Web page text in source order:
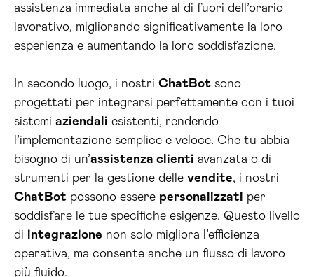
assistenza immediata anche al di fuori dell’orario
lavorativo, migliorando significativamente la loro
esperienza e aumentando la loro soddisfazione.
In secondo luogo, i nostri ChatBot sono
progettati per integrarsi perfettamente con i tuoi
sistemi aziendali esistenti, rendendo
l’implementazione semplice e veloce. Che tu abbia
bisogno di un’assistenza clienti avanzata o di
strumenti per la gestione delle vendite, i nostri
ChatBot possono essere personalizzati per
soddisfare le tue specifiche esigenze. Questo livello
di integrazione non solo migliora l’efficienza
operativa, ma consente anche un flusso di lavoro
più fluido.